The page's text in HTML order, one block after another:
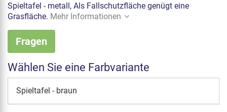
Spieltafel - metall, Als Fallschutzfläche genügt eine
Grasfläche. Mehr Informationen
Fragen
Wählen Sie eine Farbvariante
Spieltafel - braun